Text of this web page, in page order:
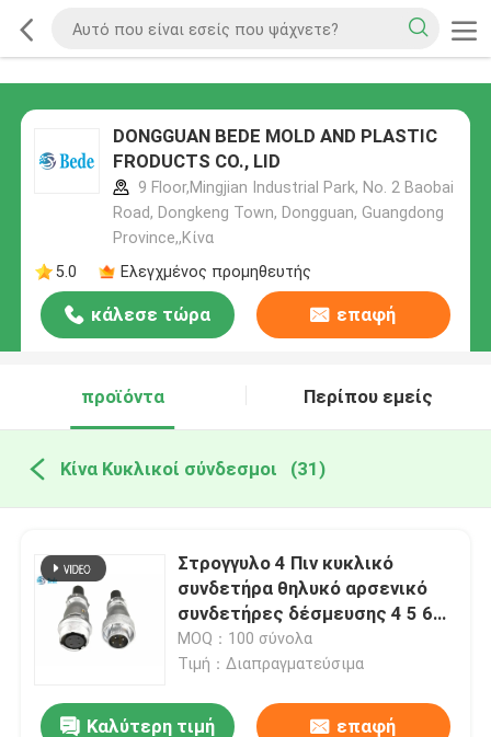
DONGGUAN BEDE MOLD AND PLASTIC
FRODUCTS CO., LID
9 Floor,Mingjian Industrial Park, No. 2 Baobai
Road, Dongkeng Town, Dongguan, Guangdong
Province,,Κίνα
5.0
Ελεγχμένος προμηθευτής
κάλεσε τώρα επαφή
προϊόντα Περίπου εμείς
Κίνα Κυκλικοί σύνδεσμοι (31)
Στρογγυλο 4 Πιν κυκλικό
συνδετήρα θηλυκό αρσενικό
συνδετήρες δέσμευσης 4 5 6
πιν 5A 500V
MOQ：100 σύνολα
Τιμή：Διαπραγματεύσιμα
Καλύτερη τιμή επαφή